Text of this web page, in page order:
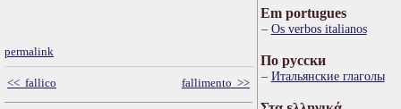
permalink
<< fallico fallimento >>
Em portugues
Os verbos italianos
По русски
Итальянские глаголы